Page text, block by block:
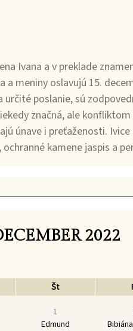
Ivana a v preklade
meniny oslavujú 15.
poslanie, sú
značná, ale
únave i preťaženosti.
kamene jaspis a
2022
Št
1
Edmund